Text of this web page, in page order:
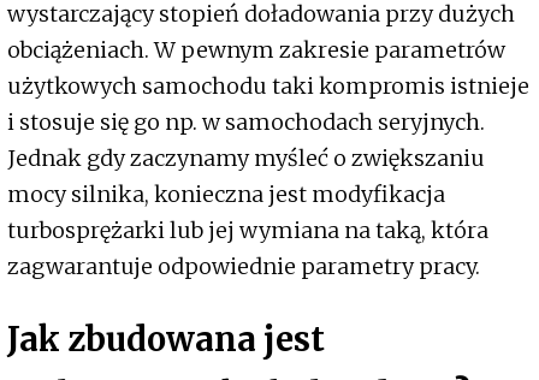
wystarczający stopień doładowania przy dużych
obciążeniach. W pewnym zakresie parametrów
użytkowych samochodu taki kompromis istnieje
i stosuje się go np. w samochodach seryjnych.
Jednak gdy zaczynamy myśleć o zwiększaniu
mocy silnika, konieczna jest modyfikacja
turbosprężarki lub jej wymiana na taką, która
zagwarantuje odpowiednie parametry pracy.
Jak zbudowana jest